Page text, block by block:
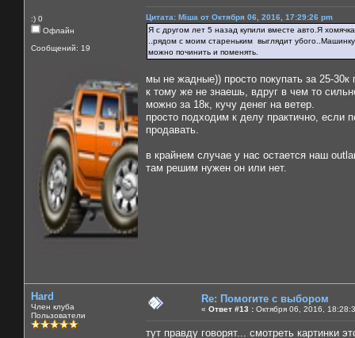
:) 0
Офлайн
Сообщений: 19
Цитата: Міша от Октября 06, 2016, 17:29:26 pm
Я с другом лет 5 назад купили вместе авто.Я
..рядом с моим стареньким выглядит
можно починить и поменять.
мы не жадные)) просто покупать за 25-
к тому же не знаешь, вдруг в чем то
можно за 18к, кучу денег на ветер.
просто подходим к делу практично, если
продавать.
в крайнем случае у нас остается наш
там решим нужен он или нет.
Hard
Член клуба
Пользователи
Re: Помогите с выбором
« Ответ #13 : Октября 06, 2016,
тут правду говорят... смотреть картинки